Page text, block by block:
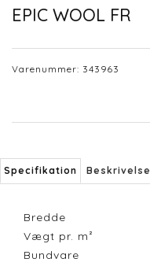
EPIC WOOL FR
Varenummer: 343963
Specifikation Beskrivelse
Bredde
Vægt pr. m²
Bundvare